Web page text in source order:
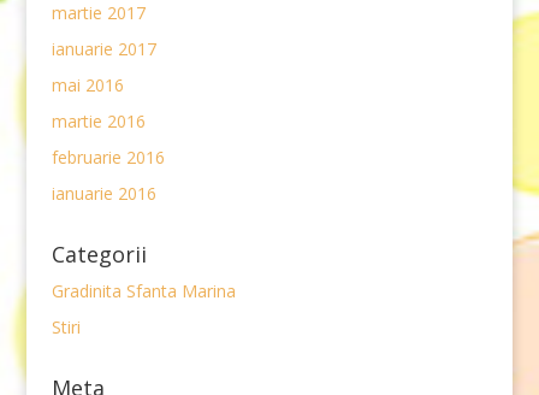
martie 2017
ianuarie 2017
mai 2016
martie 2016
februarie 2016
ianuarie 2016
Categorii
Gradinita Sfanta Marina
Stiri
Meta